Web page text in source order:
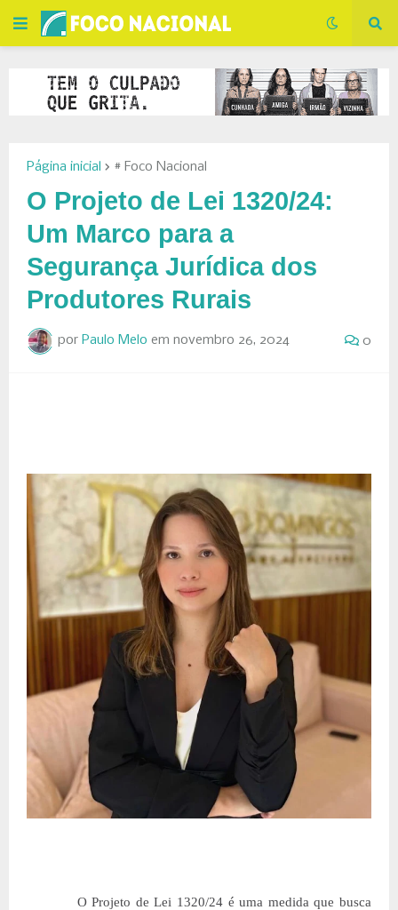
Página inicial # Foco Nacional
O Projeto de Lei 1320/24:
Um Marco para a
Segurança Jurídica dos
Produtores Rurais
por Paulo Melo em novembro 26, 2024 0
O Projeto de Lei 1320/24 é uma medida que busca